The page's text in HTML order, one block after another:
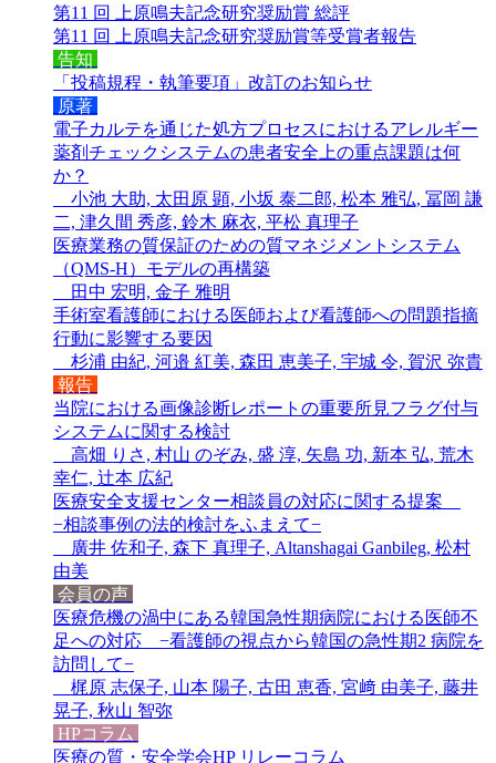
第11 回 上原鳴夫記念研究奨励賞 総評
第11 回 上原鳴夫記念研究奨励賞等受賞者報告
告知
「投稿規程・執筆要項」改訂のお知らせ
原著
電子カルテを通じた処方プロセスにおけるアレルギー
薬剤チェックシステムの患者安全上の重点課題は何
か？
小池 大助, 太田原 顕, 小坂 泰二郎, 松本 雅弘, 冨岡 謙
二, 津久間 秀彦, 鈴木 麻衣, 平松 真理子
医療業務の質保証のための質マネジメントシステム
（QMS-H）モデルの再構築
田中 宏明, 金子 雅明
手術室看護師における医師および看護師への問題指摘
行動に影響する要因
杉浦 由紀, 河邉 紅美, 森田 恵美子, 宇城 令, 賀沢 弥貴
報告
当院における画像診断レポートの重要所見フラグ付与
システムに関する検討
高畑 りさ, 村山 のぞみ, 盛 淳, 矢島 功, 新本 弘, 荒木
幸仁, 辻本 広紀
医療安全支援センター相談員の対応に関する提案
−相談事例の法的検討をふまえて−
廣井 佐和子, 森下 真理子, Altanshagai Ganbileg, 松村
由美
会員の声
医療危機の渦中にある韓国急性期病院における医師不
足への対応 −看護師の視点から韓国の急性期2 病院を
訪問して−
梶原 志保子, 山本 陽子, 古田 恵香, 宮﨑 由美子, 藤井
晃子, 秋山 智弥
HPコラム
医療の質・安全学会HP リレーコラム